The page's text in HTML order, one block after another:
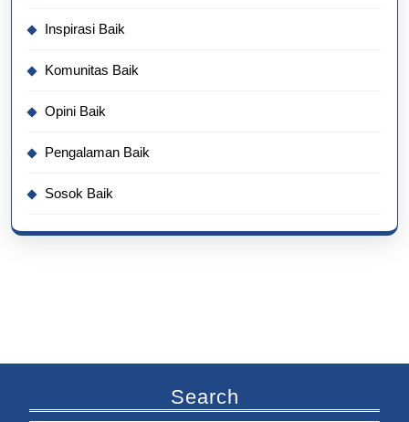
Inspirasi Baik
Komunitas Baik
Opini Baik
Pengalaman Baik
Sosok Baik
Search